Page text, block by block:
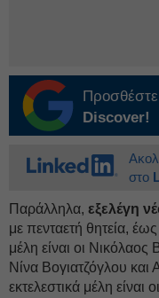
Discover!
στο
Παράλληλα, εξελέγη
με πενταετή θητεία,
μέλη είναι οι
Νίνα Βoγιατζόγλου
εκτελεστικά μέλη είναι